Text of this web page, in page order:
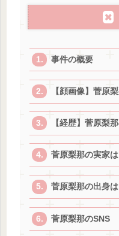
事件の概要
【顔画像】菅原
【経歴】菅原梨
菅原梨那の実家は
菅原梨那の出身は
菅原梨那のSNS